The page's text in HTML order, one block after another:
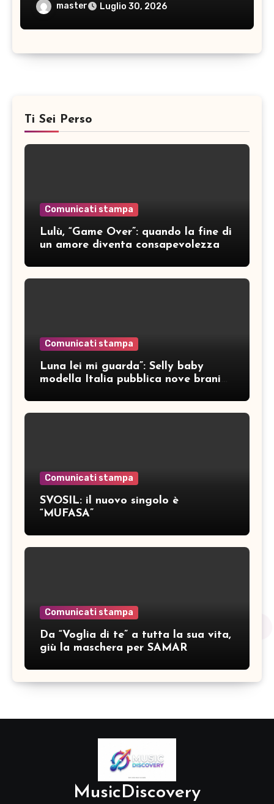
master Luglio 30, 2026
Ti Sei Perso
Comunicati stampa
Lulù, “Game Over”: quando la fine di
un amore diventa consapevolezza
Comunicati stampa
Luna lei mi guarda”: Selly baby
modella Italia pubblica nove brani
Comunicati stampa
SVOSIL: il nuovo singolo è
“MUFASA”
Comunicati stampa
Da “Voglia di te” a tutta la sua vita,
giù la maschera per SAMAR
MusicDiscovery